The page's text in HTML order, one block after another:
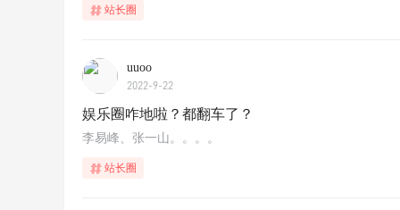
站长圈
uuoo
2022-9-22
娱乐圈咋地啦？都翻车了？
李易峰、张一山。。。。
站长圈